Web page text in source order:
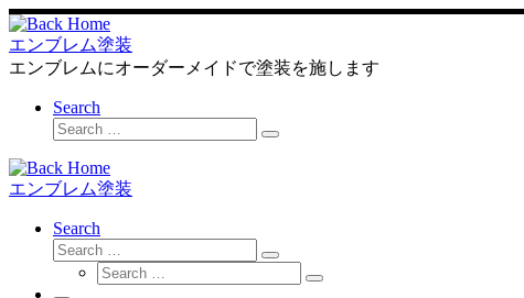
Skip
to
content
エンブレム塗装
エンブレムにオーダーメイドで塗装を施します
Search
Search
Search
エンブレム塗装
Search
Search
Search
Search
Search